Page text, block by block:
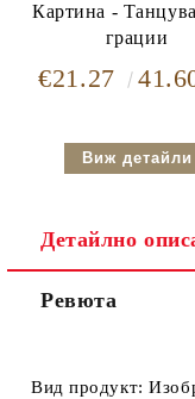
Картина -
грации
€21.27
Виж детайли
Детайлно
Ревюта
Вид продукт: